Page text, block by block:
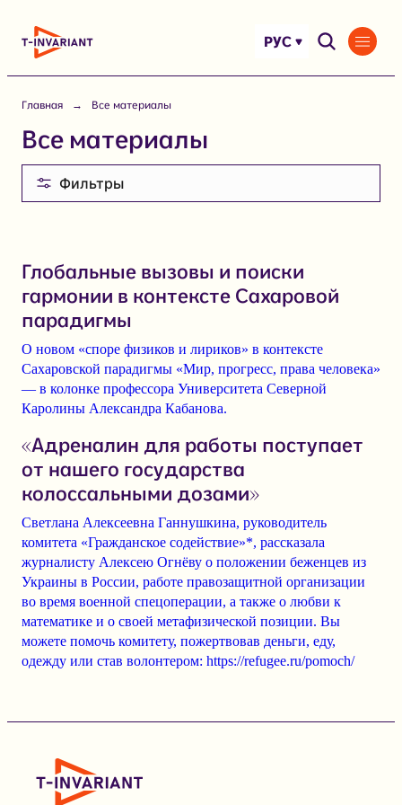
РУС
Главная Все материалы
Все материалы
Фильтры
Глобальные вызовы и поиски
гармонии в контексте Сахаровой
парадигмы
О новом «споре физиков и лириков» в контексте
Сахаровской парадигмы «Мир, прогресс, права человека»
— в колонке профессора Университета Северной
Каролины Александра Кабанова.
«Адреналин для работы поступает
от нашего государства
колоссальными дозами»
Светлана Алексеевна Ганнушкина, руководитель
комитета «Гражданское содействие»*, рассказала
журналисту Алексею Огнёву о положении беженцев из
Украины в России, работе правозащитной организации
во время военной спецоперации, а также о любви к
математике и о своей метафизической позиции. Вы
можете помочь комитету, пожертвовав деньги, еду,
одежду или став волонтером: https://refugee.ru/pomoch/